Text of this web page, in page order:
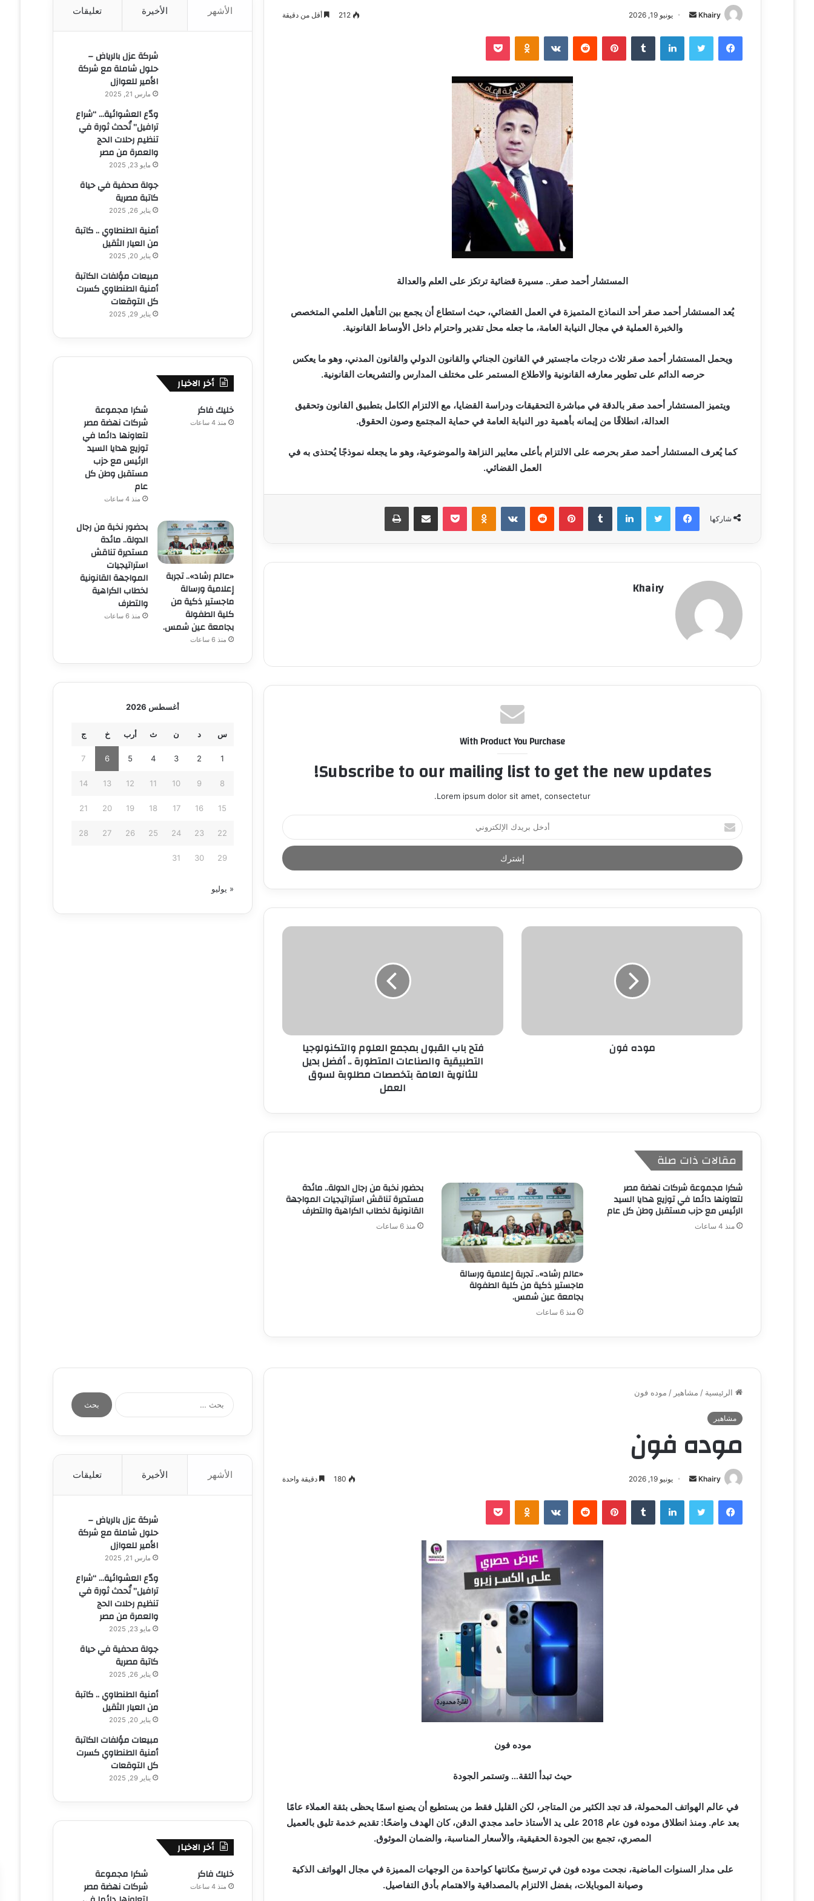
Khairy
أ
ل
يونيو 19, 2026 212 أقل من دقيقة
فيسبوك تويتر لينكدإن ‏Tumblr بينتيريست ‏Reddit
‏VKontakte
Odnoklassniki بوكيت
المستشار أحمد صقر.. مسيرة قضائية ترتكز على العلم والعدالة
يُعد المستشار أحمد صقر أحد النماذج المتميزة في العمل القضائي، حيث استطاع أن يجمع بين التأهيل العلمي المتخصص
والخبرة العملية في مجال النيابة العامة، ما جعله محل تقدير واحترام داخل الأوساط القانونية.
ويحمل المستشار أحمد صقر ثلاث درجات ماجستير في القانون الجنائي والقانون الدولي والقانون المدني، وهو ما يعكس
حرصه الدائم على تطوير معارفه القانونية والاطلاع المستمر على مختلف المدارس والتشريعات القانونية.
ويتميز المستشار أحمد صقر بالدقة في مباشرة التحقيقات ودراسة القضايا، مع الالتزام الكامل بتطبيق القانون وتحقيق
العدالة، انطلاقًا من إيمانه بأهمية دور النيابة العامة في حماية المجتمع وصون الحقوق.
كما يُعرف المستشار أحمد صقر بحرصه على الالتزام بأعلى معايير النزاهة والموضوعية، وهو ما يجعله نموذجًا يُحتذى به في
العمل القضائي.
شاركها
فيسبوك تويتر لينكدإن ‏Tumblr بينتيريست ‏Reddit
‏VKontakte
Odnoklassniki بوكيت مشاركة عبر البريد طباعة
Khairy
With Product You Purchase
Subscribe to our mailing list to get the new updates!
Lorem ipsum dolor sit amet, consectetur.
أ
د
خ
ل
د
ا
موده فون فتح باب القبول بمجمع العلوم والتكنولوجيا
التطبيقية والصناعات المتطورة .. أفضل بديل
للثانوية العامة بتخصصات مطلوبة لسوق
العمل
مقالات ذات صلة
شكرا مجموعة شركات نهضة مصر
لتعاونها دائما في توزيع هدايا السيد
الرئيس مع حزب مستقبل وطن كل عام
منذ 4 ساعات
«عالم رشاد».. تجربة إعلامية ورسالة
ماجستير ذكية من كلية الطفولة
بجامعة عين شمس.
منذ 6 ساعات
بحضور نخبة من رجال الدولة.. مائدة
مستديرة تناقش استراتيجيات المواجهة
القانونية لخطاب الكراهية والتطرف
منذ 6 ساعات
الأشهر الأخيرة تعليقات
شركة عزل بالرياض –
حلول شاملة مع شركة
الأمير للعوازل
مارس 21, 2025
ودّع العشوائية… “شراع
ترافيل” تُحدث ثورة في
تنظيم رحلات الحج
والعمرة من مصر
مايو 23, 2025
جولة صحفية في حياة
كاتبة مصرية
يناير 26, 2025
أمنية الطنطاوي .. كاتبة
من العيار الثقيل
يناير 20, 2025
مبيعات مؤلفات الكاتبة
أمنية الطنطاوي كسرت
كل التوقعات
يناير 29, 2025
أخر الاخبار
خليك فاكر
منذ 4 ساعات
شكرا مجموعة
شركات نهضة مصر
لتعاونها دائما في
توزيع هدايا السيد
الرئيس مع حزب
مستقبل وطن كل
عام
منذ 4 ساعات
«عالم رشاد».. تجربة
إعلامية ورسالة
ماجستير ذكية من
كلية الطفولة
بجامعة عين شمس.
منذ 6 ساعات
بحضور نخبة من رجال
الدولة.. مائدة
مستديرة تناقش
استراتيجيات
المواجهة القانونية
لخطاب الكراهية
والتطرف
منذ 6 ساعات
أغسطس 2026
س د ن ث أرب خ ج
1
2
3
4
5
6
7
8
9
10
11
12
13
14
15
16
17
18
19
20
21
22
23
24
25
26
27
28
29
30
31
« يوليو